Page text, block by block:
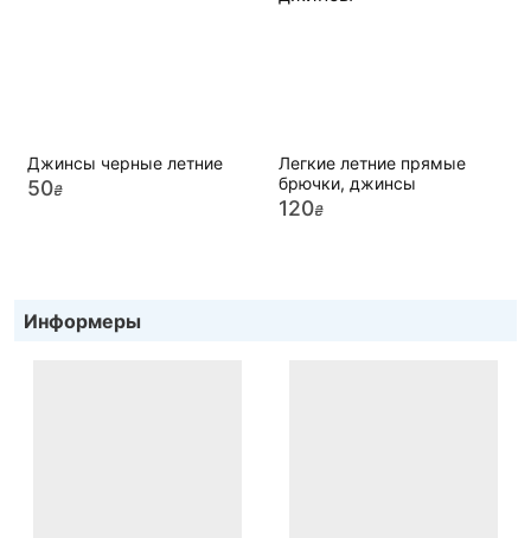
Джинсы черные летние
50₴
Легкие летние прямые
брючки, джинсы
120₴
Информеры